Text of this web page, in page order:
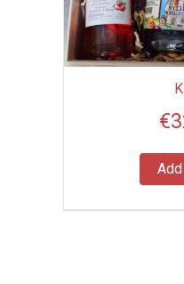
€